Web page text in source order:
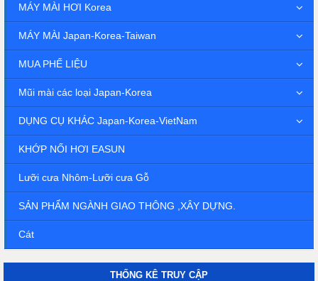
MÁY MÀI HƠI Korea
MÁY MÀI Japan-Korea-Taiwan
MUA PHẾ LIỆU
Mũi mài các loại Japan-Korea
DỤNG CỤ KHÁC Japan-Korea-VietNam
KHỚP NỐI HƠI EASUN
Lưỡi cưa Nhôm-Lưỡi cưa Gỗ
SẢN PHẨM NGÀNH GIAO THÔNG ,XÂY DỰNG.
Cát
THỐNG KÊ TRUY CẬP